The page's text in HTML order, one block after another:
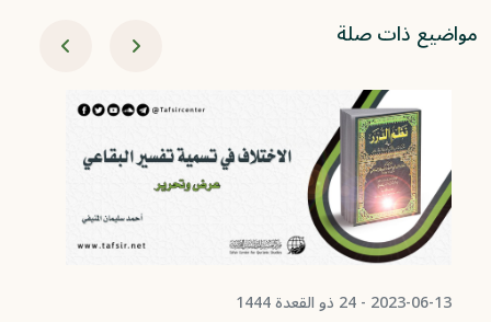
مواضيع ذات صلة
2023-06-13 - 24 ذو القعدة 1444